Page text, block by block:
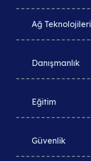
Ağ Teknolojileri
Danışmanlık
Eğitim
Güvenlik